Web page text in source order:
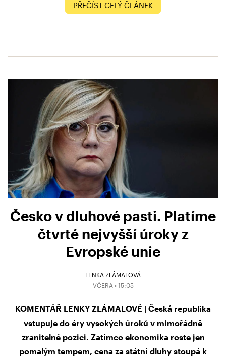
PŘEČÍST CELÝ ČLÁNEK
Česko v dluhové pasti. Platíme
čtvrté nejvyšší úroky z
Evropské unie
LENKA ZLÁMALOVÁ
VČERA • 15:05
KOMENTÁŘ LENKY ZLÁMALOVÉ | Česká republika
vstupuje do éry vysokých úroků v mimořádně
zranitelné pozici. Zatímco ekonomika roste jen
pomalým tempem, cena za státní dluhy stoupá k